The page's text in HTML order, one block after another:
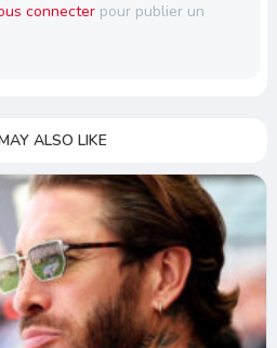
connecterpour publier un
ALSO LIKE